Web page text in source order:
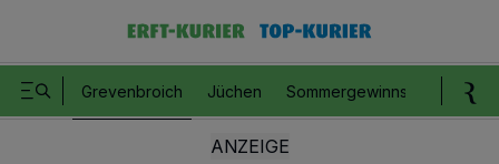
Grevenbroich Jüchen Sommergewinnspiel